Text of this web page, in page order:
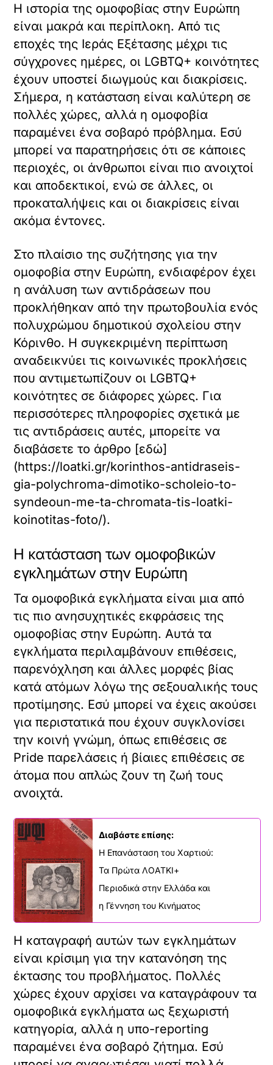
Η ιστορία της ομοφοβίας στην Ευρώπη
είναι μακρά και περίπλοκη. Από τις
εποχές της Ιεράς Εξέτασης μέχρι τις
σύγχρονες ημέρες, οι LGBTQ+ κοινότητες
έχουν υποστεί διωγμούς και διακρίσεις.
Σήμερα, η κατάσταση είναι καλύτερη σε
πολλές χώρες, αλλά η ομοφοβία
παραμένει ένα σοβαρό πρόβλημα. Εσύ
μπορεί να παρατηρήσεις ότι σε κάποιες
περιοχές, οι άνθρωποι είναι πιο ανοιχτοί
και αποδεκτικοί, ενώ σε άλλες, οι
προκαταλήψεις και οι διακρίσεις είναι
ακόμα έντονες.
Στο πλαίσιο της συζήτησης για την
ομοφοβία στην Ευρώπη, ενδιαφέρον έχει
η ανάλυση των αντιδράσεων που
προκλήθηκαν από την πρωτοβουλία ενός
πολυχρώμου δημοτικού σχολείου στην
Κόρινθο. Η συγκεκριμένη περίπτωση
αναδεικνύει τις κοινωνικές προκλήσεις
που αντιμετωπίζουν οι LGBTQ+
κοινότητες σε διάφορες χώρες. Για
περισσότερες πληροφορίες σχετικά με
τις αντιδράσεις αυτές, μπορείτε να
διαβάσετε το άρθρο [εδώ]
(https://loatki.gr/korinthos-antidraseis-
gia-polychroma-dimotiko-scholeio-to-
syndeoun-me-ta-chromata-tis-loatki-
koinotitas-foto/).
Η κατάσταση των ομοφοβικών
εγκλημάτων στην Ευρώπη
Τα ομοφοβικά εγκλήματα είναι μια από
τις πιο ανησυχητικές εκφράσεις της
ομοφοβίας στην Ευρώπη. Αυτά τα
εγκλήματα περιλαμβάνουν επιθέσεις,
παρενόχληση και άλλες μορφές βίας
κατά ατόμων λόγω της σεξουαλικής τους
προτίμησης. Εσύ μπορεί να έχεις ακούσει
για περιστατικά που έχουν συγκλονίσει
την κοινή γνώμη, όπως επιθέσεις σε
Pride παρελάσεις ή βίαιες επιθέσεις σε
άτομα που απλώς ζουν τη ζωή τους
ανοιχτά.
Διαβάστε επίσης:
Η Επανάσταση του Χαρτιού:
Τα Πρώτα ΛΟΑΤΚΙ+
Περιοδικά στην Ελλάδα και
η Γέννηση του Κινήματος
Η καταγραφή αυτών των εγκλημάτων
είναι κρίσιμη για την κατανόηση της
έκτασης του προβλήματος. Πολλές
χώρες έχουν αρχίσει να καταγράφουν τα
ομοφοβικά εγκλήματα ως ξεχωριστή
κατηγορία, αλλά η υπο-reporting
παραμένει ένα σοβαρό ζήτημα. Εσύ